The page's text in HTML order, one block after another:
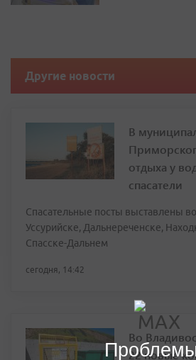
Другие новости
В
отдыха у
спасатели
Спасательные посты выставлены
Уссурийске, Дальнереченске,
Спасске-Дальнем
сегодня, 14:42
Во
22 новые